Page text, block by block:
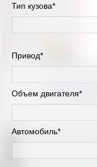
Тип кузова*
Привод*
Объем двигателя*
Автомобиль*